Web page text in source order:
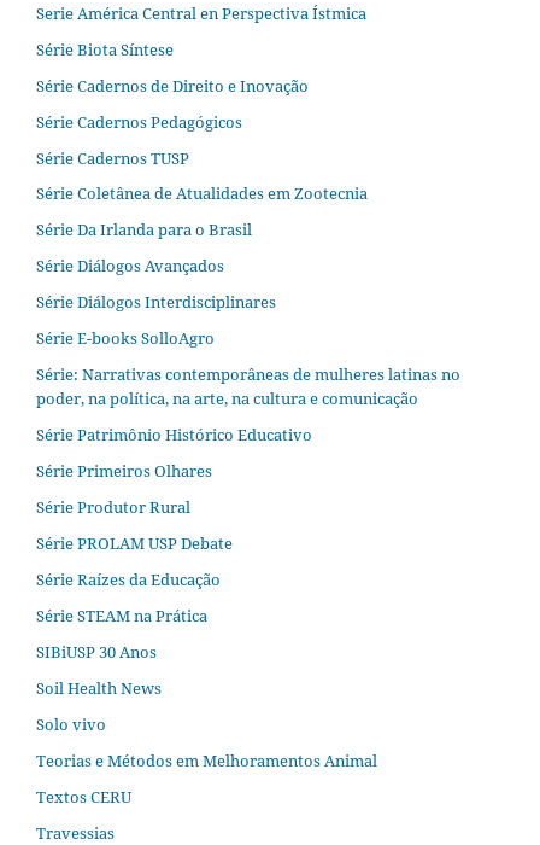
Serie América Central en Perspectiva Ístmica
Série Biota Síntese
Série Cadernos de Direito e Inovação
Série Cadernos Pedagógicos
Série Cadernos TUSP
Série Coletânea de Atualidades em Zootecnia
Série Da Irlanda para o Brasil
Série Diálogos Avançados
Série Diálogos Interdisciplinares
Série E-books SolloAgro
Série: Narrativas contemporâneas de mulheres latinas no
poder, na política, na arte, na cultura e comunicação
Série Patrimônio Histórico Educativo
Série Primeiros Olhares
Série Produtor Rural
Série PROLAM USP Debate
Série Raízes da Educação
Série STEAM na Prática
SIBiUSP 30 Anos
Soil Health News
Solo vivo
Teorias e Métodos em Melhoramentos Animal
Textos CERU
Travessias